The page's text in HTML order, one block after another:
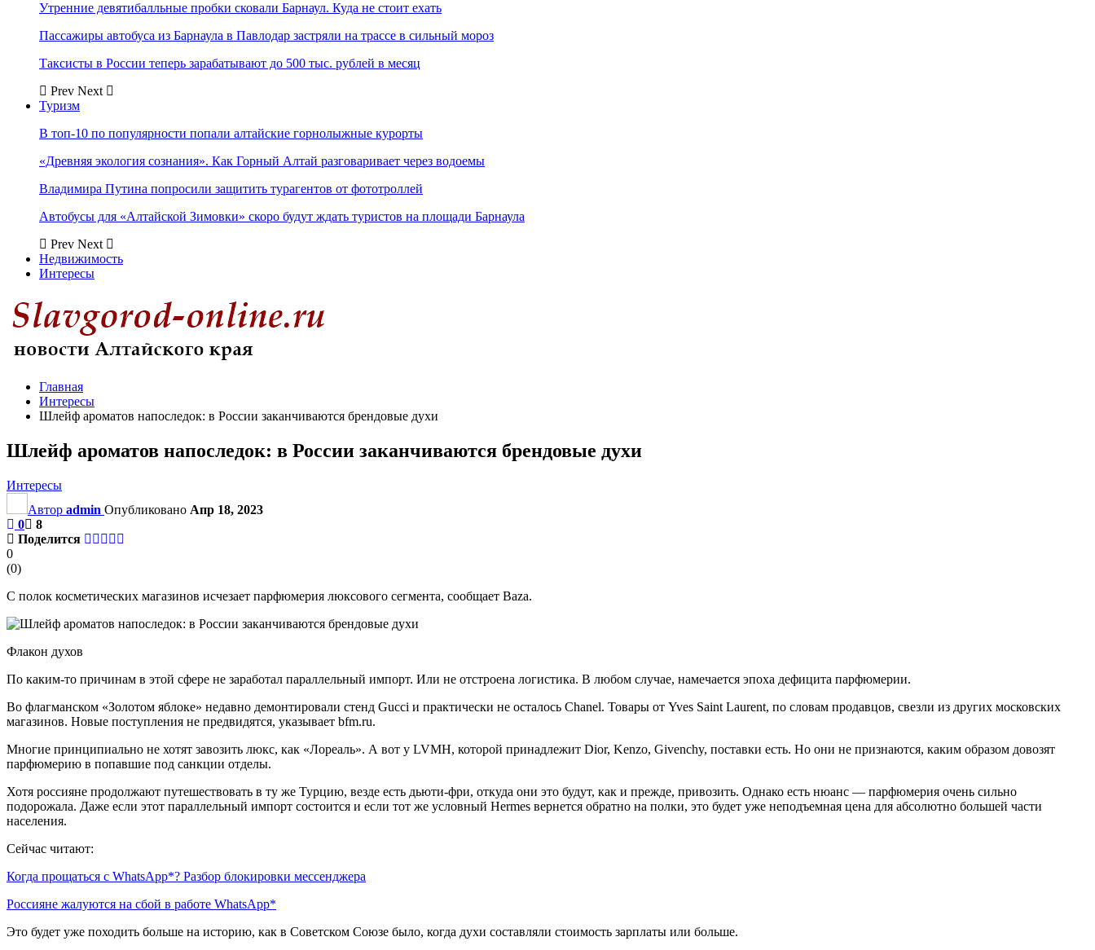
Утренние девятибалльные пробки сковали Барнаул. Куда не стоит ехать
Пассажиры автобуса из Барнаула в Павлодар застряли на трассе в сильный мороз
Таксисты в России теперь зарабатывают до 500 тыс. рублей в месяц
Prev Next
Туризм
В топ-10 по популярности попали алтайские горнолыжные курорты
«Древняя экология сознания». Как Горный Алтай разговаривает через водоемы
Владимира Путина попросили защитить турагентов от фототроллей
Автобусы для «Алтайской Зимовки» скоро будут ждать туристов на площади Барнаула
Prev Next
Недвижимость
Интересы
Главная
Интересы
Шлейф ароматов напоследок: в России заканчиваются брендовые духи
Шлейф ароматов напоследок: в России заканчиваются брендовые духи
Интересы
Автор admin Опубликовано Апр 18, 2023
0
8
Поделится
0
(0)
С полок косметических магазинов исчезает парфюмерия люксового сегмента, сообщает Baza.
Флакон духов
По каким-то причинам в этой сфере не заработал параллельный импорт. Или не отстроена логистика. В любом случае, намечается эпоха дефицита парфюмерии.
Во флагманском «Золотом яблоке» недавно демонтировали стенд Gucci и практически не осталось Chanel. Товары от Yves Saint Laurent, по словам продавцов, свезли из других московских
магазинов. Новые поступления не предвидятся, указывает bfm.ru.
Многие принципиально не хотят завозить люкс, как «Лореаль». А вот у LVMH, которой принадлежит Dior, Kenzo, Givenchy, поставки есть. Но они не признаются, каким образом довозят
парфюмерию в попавшие под санкции отделы.
Хотя россияне продолжают путешествовать в ту же Турцию, везде есть дьюти-фри, откуда они это будут, как и прежде, привозить. Однако есть нюанс — парфюмерия очень сильно
подорожала. Даже если этот параллельный импорт состоится и если тот же условный Hermes вернется обратно на полки, это будет уже неподъемная цена для абсолютно большей части
населения.
Сейчас читают:
Когда прощаться с WhatsApp*? Разбор блокировки мессенджера
Россияне жалуются на сбой в работе WhatsApp*
Это будет уже походить больше на историю, как в Советском Союзе было, когда духи составляли стоимость зарплаты или больше.